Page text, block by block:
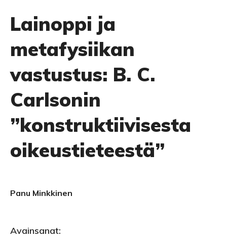
Lainoppi ja
metafysiikan
vastustus: B. C.
Carlsonin
”konstruktiivisesta
oikeustieteestä”
Panu Minkkinen
Avainsanat: